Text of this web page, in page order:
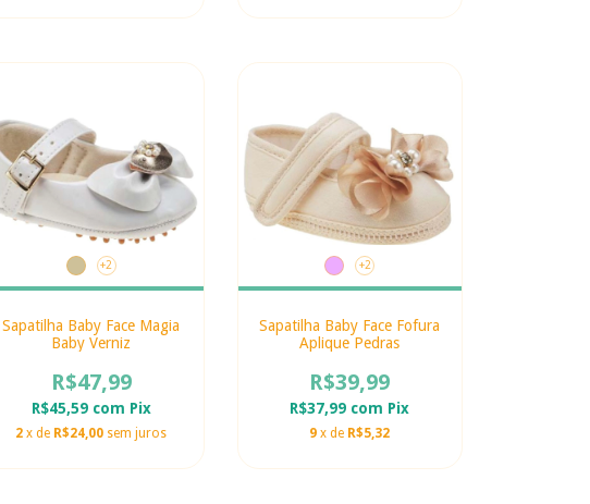
+2
Sapatilha Baby Face Magia
Baby Verniz
R$47,99
R$45,59 com Pix
2 x de R$24,00 sem juros
+2
Sapatilha Baby Face Fofura
Aplique Pedras
R$39,99
R$37,99 com Pix
9 x de R$5,32